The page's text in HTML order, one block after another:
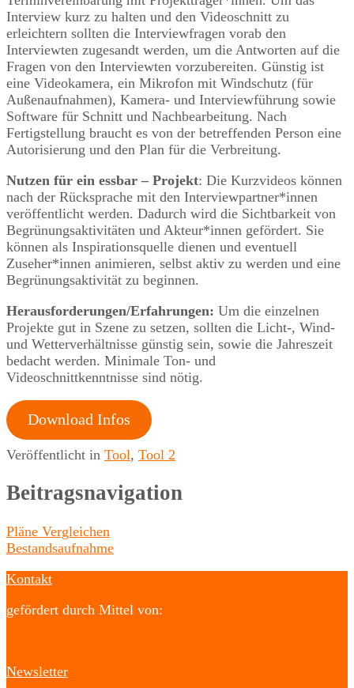
Interview kurz zu halten und den Videoschnitt zu
erleichtern sollten die Interviewfragen vorab den
Interviewten zugesandt werden, um die Antworten auf die
Fragen von den Interviewten vorzubereiten. Günstig ist
eine Videokamera, ein Mikrofon mit Windschutz (für
Außenaufnahmen), Kamera- und Interviewführung sowie
Software für Schnitt und Nachbearbeitung. Nach
Fertigstellung braucht es von der betreffenden Person eine
Autorisierung und den Plan für die Verbreitung.
Nutzen für ein essbar – Projekt: Die Kurzvideos können
nach der Rücksprache mit den Interviewpartner*innen
veröffentlicht werden. Dadurch wird die Sichtbarkeit von
Begrünungsaktivitäten und Akteur*innen gefördert. Sie
können als Inspirationsquelle dienen und eventuell
Zuseher*innen animieren, selbst aktiv zu werden und eine
Begrünungsaktivität zu beginnen.
Herausforderungen/Erfahrungen: Um die einzelnen
Projekte gut in Szene zu setzen, sollten die Licht-, Wind-
und Wetterverhältnisse günstig sein, sowie die Jahreszeit
bedacht werden. Minimale Ton- und
Videoschnittkenntnisse sind nötig.
Download Infos
Veröffentlicht in Tool, Tool 2
Beitragsnavigation
Pläne Vergleichen
Bestandsaufnahme
Kontakt
gefördert durch Mittel von:
Newsletter